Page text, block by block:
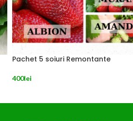
Pachet 5 soiuri Remontante
400lei